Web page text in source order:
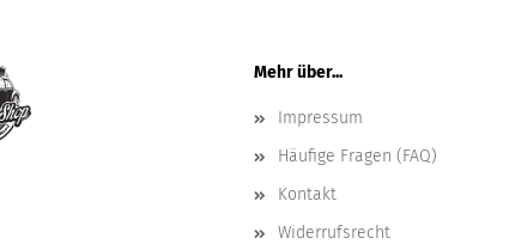
Mehr über...
Impressum
Häufige Fragen (FAQ)
Kontakt
Widerrufsrecht